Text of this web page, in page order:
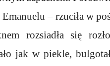
– rzuciła w
rozsiadła się
jak w piekle,